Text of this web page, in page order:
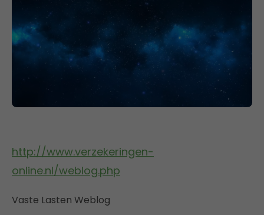
http://www.verzekeringen-
online.nl/weblog.php
Vaste Lasten Weblog